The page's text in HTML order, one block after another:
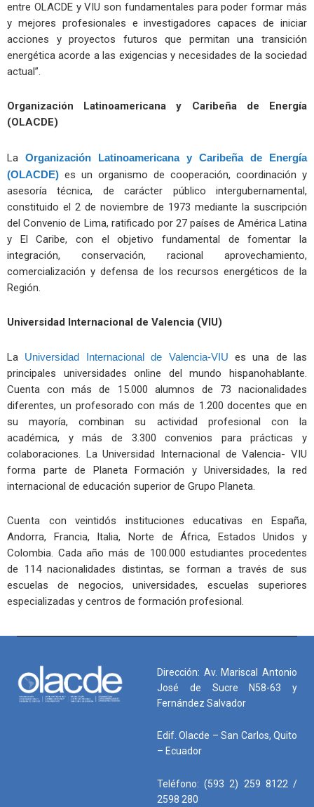
entre OLACDE y VIU son fundamentales para poder formar más
y mejores profesionales e investigadores capaces de iniciar
acciones y proyectos futuros que permitan una transición
energética acorde a las exigencias y necesidades de la sociedad
actual”.
Organización Latinoamericana y Caribeña de Energía
(OLACDE)
La Organización Latinoamericana y Caribeña de Energía
(OLACDE) es un organismo de cooperación, coordinación y
asesoría técnica, de carácter público intergubernamental,
constituido el 2 de noviembre de 1973 mediante la suscripción
del Convenio de Lima, ratificado por 27 países de América Latina
y El Caribe, con el objetivo fundamental de fomentar la
integración, conservación, racional aprovechamiento,
comercialización y defensa de los recursos energéticos de la
Región.
Universidad Internacional de Valencia (VIU)
La Universidad Internacional de Valencia-VIU es una de las
principales universidades online del mundo hispanohablante.
Cuenta con más de 15.000 alumnos de 73 nacionalidades
diferentes, un profesorado con más de 1.200 docentes que en
su mayoría, combinan su actividad profesional con la
académica, y más de 3.300 convenios para prácticas y
colaboraciones. La Universidad Internacional de Valencia- VIU
forma parte de Planeta Formación y Universidades, la red
internacional de educación superior de Grupo Planeta.
Cuenta con veintidós instituciones educativas en España,
Andorra, Francia, Italia, Norte de África, Estados Unidos y
Colombia. Cada año más de 100.000 estudiantes procedentes
de 114 nacionalidades distintas, se forman a través de sus
escuelas de negocios, universidades, escuelas superiores
especializadas y centros de formación profesional.
Dirección: Av. Mariscal Antonio
José de Sucre N58-63 y
Fernández Salvador
Edif. Olacde – San Carlos, Quito
– Ecuador
Teléfono: (593 2) 259 8122 /
2598 280